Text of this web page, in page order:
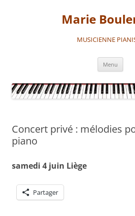
Marie
MUSICIENNE
Menu
Concert privé : mélodies
piano
samedi 4 juin Liège
Partager